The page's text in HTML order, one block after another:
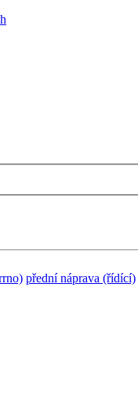
přední náprava (řídící)